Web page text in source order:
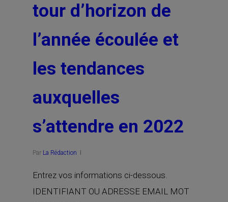
tour d’horizon de
l’année écoulée et
les tendances
auxquelles
s’attendre en 2022
Par La Rédaction
Entrez vos informations ci-dessous.
IDENTIFIANT OU ADRESSE EMAIL MOT